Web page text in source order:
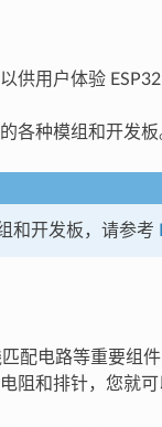
供用户体验
各种模组和开发板
和开发板，请参考
配电路等重要组
阻和排针，您就可